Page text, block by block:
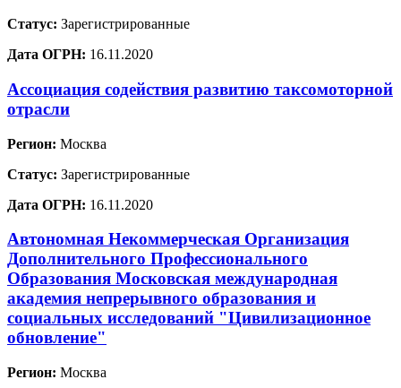
Статус: Зарегистрированные
Дата ОГРН: 16.11.2020
Ассоциация содействия развитию таксомоторной
отрасли
Регион: Москва
Статус: Зарегистрированные
Дата ОГРН: 16.11.2020
Автономная Некоммерческая Организация
Дополнительного Профессионального
Образования Московская международная
академия непрерывного образования и
социальных исследований "Цивилизационное
обновление"
Регион: Москва